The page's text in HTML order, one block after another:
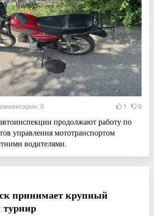
0 1 0
продолжают работу по
управления мототранспортом
водителями.
принимает крупный